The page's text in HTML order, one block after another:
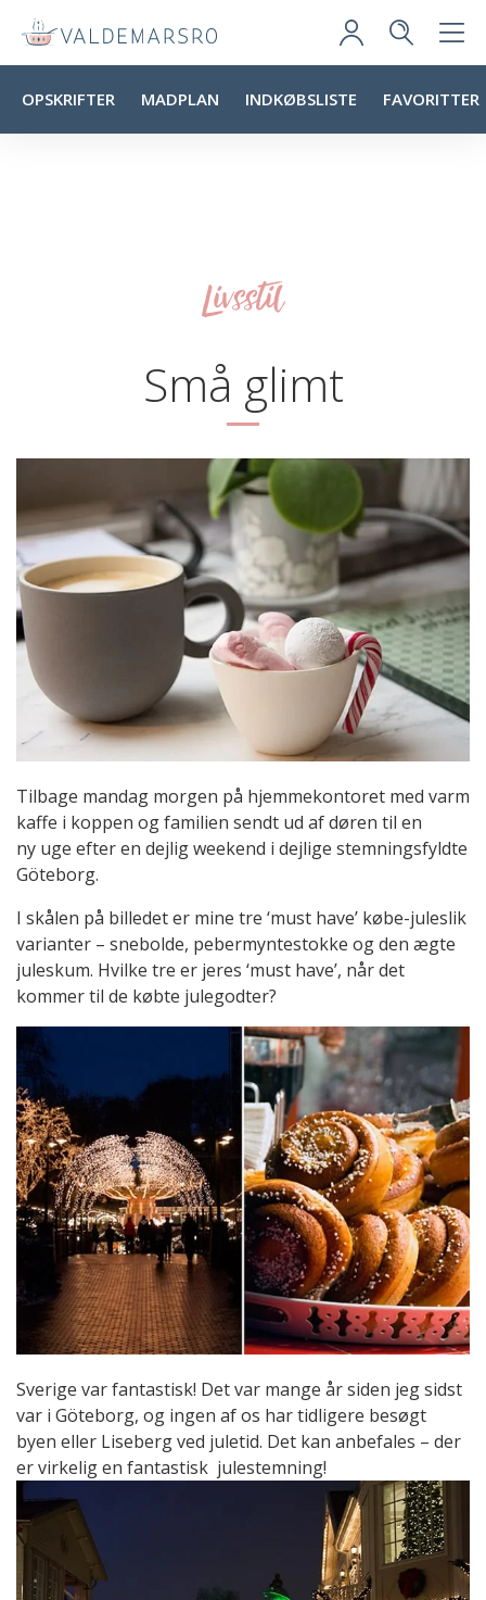
OPSKRIFTER MADPLAN INDKØBSLISTE FAVORITTER
Livsstil
Små glimt
Tilbage mandag morgen på hjemmekontoret med varm
kaffe i koppen og familien sendt ud af døren til en
ny uge efter en dejlig weekend i dejlige stemningsfyldte
Göteborg.
I skålen på billedet er mine tre ‘must have’ købe-juleslik
varianter – snebolde, pebermyntestokke og den ægte
juleskum. Hvilke tre er jeres ‘must have’, når det
kommer til de købte julegodter?
Sverige var fantastisk! Det var mange år siden jeg sidst
var i Göteborg, og ingen af os har tidligere besøgt
byen eller Liseberg ved juletid. Det kan anbefales – der
er virkelig en fantastisk julestemning!